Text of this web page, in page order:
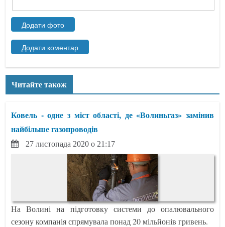
Читайте також
Ковель - одне з міст області, де «Волиньгаз» замінив
найбільше газопроводів
27 листопада 2020 о 21:17
На Волині на підготовку системи до опалювального
сезону компанія спрямувала понад 20 мільйонів гривень.